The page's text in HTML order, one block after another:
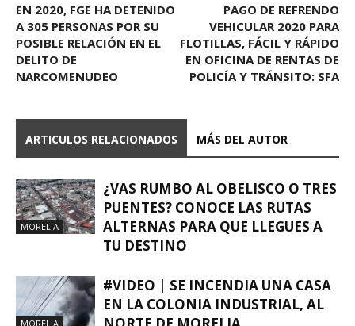
EN 2020, FGE HA DETENIDO
A 305 PERSONAS POR SU
POSIBLE RELACIÓN EN EL
DELITO DE
NARCOMENUDEO
PAGO DE REFRENDO
VEHICULAR 2020 PARA
FLOTILLAS, FÁCIL Y RÁPIDO
EN OFICINA DE RENTAS DE
POLICÍA Y TRÁNSITO: SFA
ARTICULOS RELACIONADOS MÁS DEL AUTOR
MORELIA
¿VAS RUMBO AL OBELISCO O TRES
PUENTES? CONOCE LAS RUTAS
ALTERNAS PARA QUE LLEGUES A
TU DESTINO
MORELIA
#VIDEO | SE INCENDIA UNA CASA
EN LA COLONIA INDUSTRIAL, AL